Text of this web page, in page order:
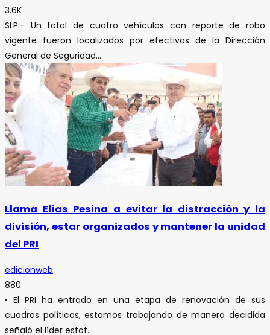
3.6K
SLP.- Un total de cuatro vehículos con reporte de robo
vigente fueron localizados por efectivos de la Dirección
General de Seguridad...
Llama Elías Pesina a evitar la distracción y la
división, estar organizados y mantener la unidad
del PRI
edicionweb
880
• El PRI ha entrado en una etapa de renovación de sus
cuadros políticos, estamos trabajando de manera decidida
señaló el líder estat...